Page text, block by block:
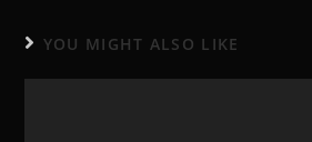
YOU MIGHT ALSO LIKE